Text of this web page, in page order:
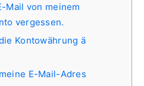
Mail von meinem
vergessen.
Kontowährung ä
E-Mail-Adres